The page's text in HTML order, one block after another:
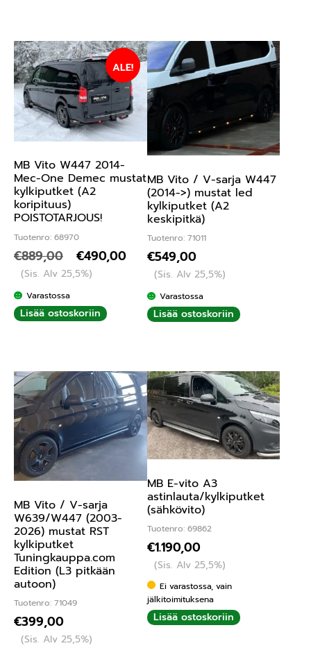
MB Vito W447 2014-
Mec-One Demec mustat
kylkiputket (A2
koripituus)
POISTOTARJOUS!
Tuotenro: 68970
ALE!
€889,00 €490,00
(Sis. Alv 25,5%)
Varastossa
Lisää ostoskoriin
MB Vito / V-sarja W447
(2014->) mustat led
kylkiputket (A2
keskipitkä)
Tuotenro: 71011
€549,00
(Sis. Alv 25,5%)
Varastossa
Lisää ostoskoriin
MB Vito / V-sarja
W639/W447 (2003-
2026) mustat RST
kylkiputket
Tuningkauppa.com
Edition (L3 pitkään
autoon)
Tuotenro: 71049
€399,00
(Sis. Alv 25,5%)
MB E-vito A3
astinlauta/kylkiputket
(sähkövito)
Tuotenro: 69862
€1.190,00
(Sis. Alv 25,5%)
Ei varastossa, vain
jälkitoimituksena
Lisää ostoskoriin